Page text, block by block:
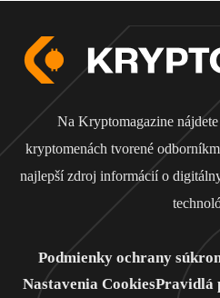
Na Kryptomagazine
kryptomenách tvorené
najlepší zdroj informácií o
Podmienky ochrany
Nastavenia CookiesPravidlá